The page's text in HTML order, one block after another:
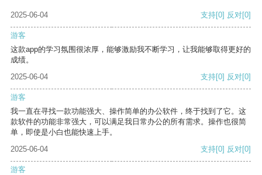
2025-06-04 支持[0] 反对[0]
游客
这款app的学习氛围很浓厚，能够激励我不断学习，让我能够取得更好的
成绩。
2025-06-04
支持[0] 反对[0]
游客
我一直在寻找一款功能强大、操作简单的办公软件，终于找到了它。这
款软件的功能非常强大，可以满足我日常办公的所有需求。操作也很简
单，即使是小白也能快速上手。
2025-06-04
支持[0] 反对[0]
游客